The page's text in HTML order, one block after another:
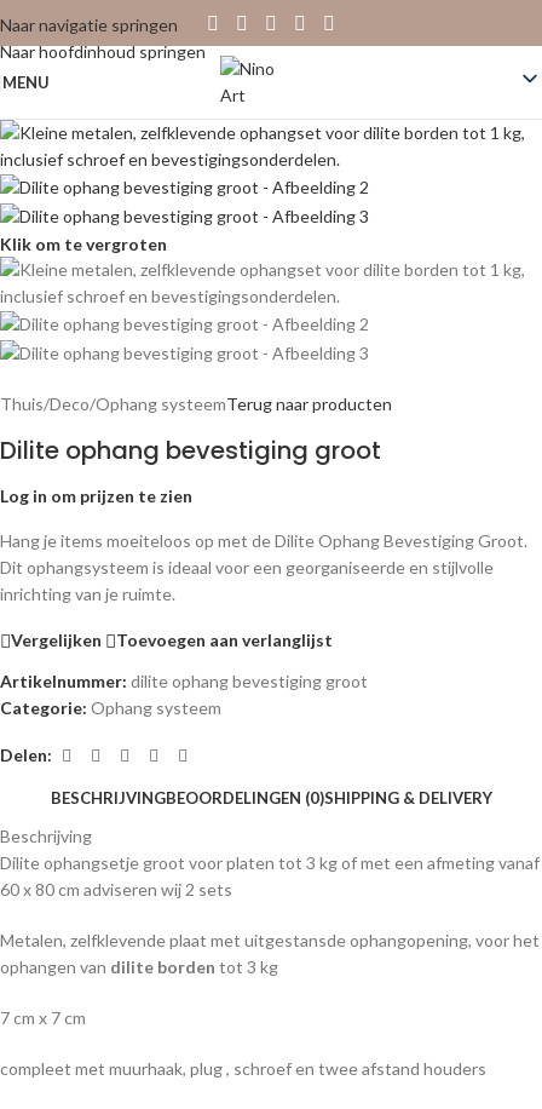
Naar navigatie springen
Naar hoofdinhoud springen
MENU
Klik om te vergroten
Thuis/Deco/Ophang systeemTerug naar producten
Dilite ophang bevestiging groot
Log in om prijzen te zien
Hang je items moeiteloos op met de Dilite Ophang Bevestiging Groot.
Dit ophangsysteem is ideaal voor een georganiseerde en stijlvolle
inrichting van je ruimte.
Vergelijken
Toevoegen aan verlanglijst
Artikelnummer: dilite ophang bevestiging groot
Categorie: Ophang systeem
Delen:
BESCHRIJVINGBEOORDELINGEN (0)SHIPPING & DELIVERY
Beschrijving
Dilite ophangsetje groot voor platen tot 3 kg of met een afmeting vanaf
60 x 80 cm adviseren wij 2 sets
Metalen, zelfklevende plaat met uitgestansde ophangopening, voor het
ophangen van dilite borden tot 3 kg
7 cm x 7 cm
compleet met muurhaak, plug , schroef en twee afstand houders